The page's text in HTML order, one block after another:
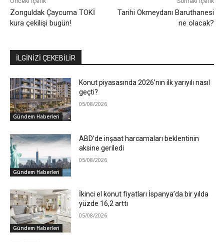
Zonguldak Çaycuma TOKİ
kura çekilişi bugün!
Tarihi Okmeydanı Baruthanesi
ne olacak?
İLGİNİZİ ÇEKEBİLİR
Gündem Haberleri
Konut piyasasında 2026’nın ilk yarıyılı nasıl
geçti?
05/08/2026
Gündem Haberleri
ABD’de inşaat harcamaları beklentinin
aksine geriledi
05/08/2026
Gündem Haberleri
İkinci el konut fiyatları İspanya’da bir yılda
yüzde 16,2 arttı
05/08/2026